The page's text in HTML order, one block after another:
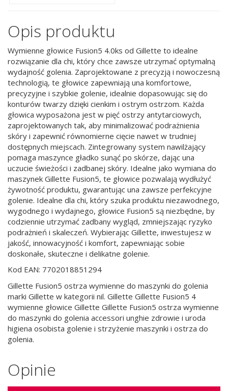
Opis produktu
Wymienne głowice Fusion5 4.0ks od Gillette to idealne
rozwiązanie dla chi, który chce zawsze utrzymać optymalną
wydajność golenia. Zaprojektowane z precyzją i nowoczesną
technologią, te głowice zapewniają una komfortowe,
precyzyjne i szybkie golenie, idealnie dopasowując się do
konturów twarzy dzięki cienkim i ostrym ostrzom. Każda
głowica wyposażona jest w pięć ostrzy antytarciowych,
zaprojektowanych tak, aby minimalizować podrażnienia
skóry i zapewnić równomierne cięcie nawet w trudniej
dostępnych miejscach. Zintegrowany system nawilżający
pomaga maszynce gładko sunąć po skórze, dając una
uczucie świeżości i zadbanej skóry. Idealne jako wymiana do
maszynek Gillette Fusion5, te głowice pozwalają wydłużyć
żywotność produktu, gwarantując una zawsze perfekcyjne
golenie. Idealne dla chi, który szuka produktu niezawodnego,
wygodnego i wydajnego, głowice Fusion5 są niezbędne, by
codziennie utrzymać zadbany wygląd, zmniejszając ryzyko
podrażnień i skaleczeń. Wybierając Gillette, inwestujesz w
jakość, innowacyjność i komfort, zapewniając sobie
doskonałe, skuteczne i delikatne golenie.
Kod EAN: 7702018851294
Gillette Fusion5 ostrza wymienne do maszynki do golenia
marki Gillette w kategorii nil. Gillette Gillette Fusion5 4
wymienne głowice Gillette Gillette Fusion5 ostrza wymienne
do maszynki do golenia accessori unghie zdrowie i uroda
higiena osobista golenie i strzyżenie maszynki i ostrza do
golenia.
Opinie